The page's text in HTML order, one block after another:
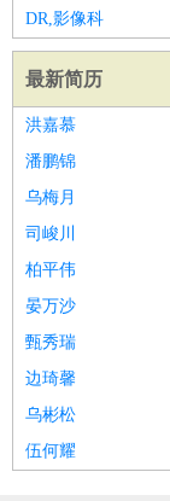
DR,影像科
最新简历
洪嘉慕
潘鹏锦
乌梅月
司峻川
柏平伟
晏万沙
甄秀瑞
边琦馨
乌彬松
伍何耀